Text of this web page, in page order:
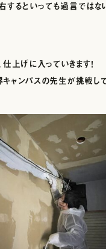
するといっても過言では
上げに入っていきます！
ャンパスの先生が挑戦して